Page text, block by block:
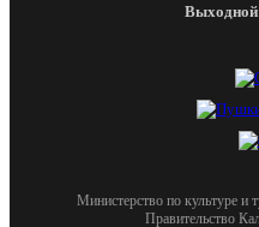
Министерство по культуре и
Правительство